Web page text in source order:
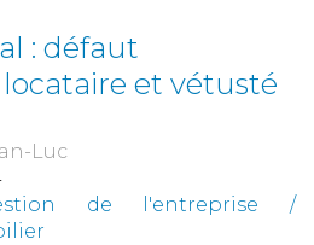
: défaut
et vétusté
Luc
de l'entreprise /